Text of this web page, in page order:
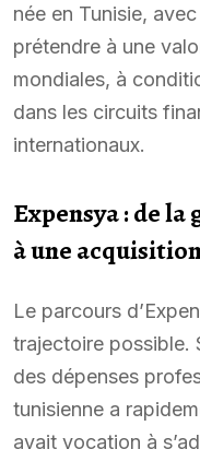
née en Tunisie,
prétendre à une
mondiales, à
dans les circuits
internationaux.
Expensya : de
à une
Le parcours
trajectoire possible.
des dépenses
tunisienne a
avait vocation à